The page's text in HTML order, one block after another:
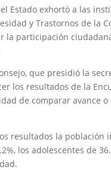
Estado exhortó a las
y Trastornos de la
la participación
que presidió la
los resultados de la
de comparar avance
resultados la población
los adolescentes de